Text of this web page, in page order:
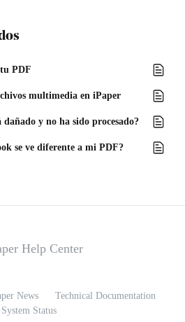
PDF
multimedia en iPaper
dañado y no ha sido procesado?
se ve diferente a mi PDF?
News
Technical Documentation
System Status